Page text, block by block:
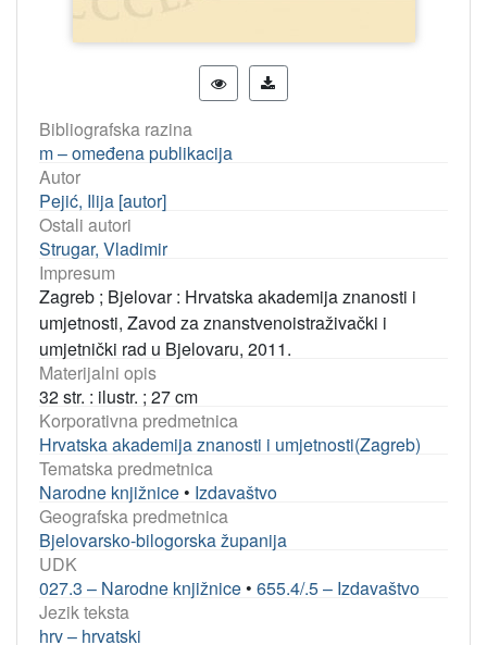
Bibliografska razina
m – omeđena publikacija
Autor
Pejić, Ilija [autor]
Ostali autori
Strugar, Vladimir
Impresum
Zagreb ; Bjelovar : Hrvatska akademija znanosti i
umjetnosti, Zavod za znanstvenoistraživački i
umjetnički rad u Bjelovaru, 2011.
Materijalni opis
32 str. : ilustr. ; 27 cm
Korporativna predmetnica
Hrvatska akademija znanosti i umjetnosti(Zagreb)
Tematska predmetnica
Narodne knjižnice • Izdavaštvo
Geografska predmetnica
Bjelovarsko-bilogorska županija
UDK
027.3 – Narodne knjižnice • 655.4/.5 – Izdavaštvo
Jezik teksta
hrv – hrvatski